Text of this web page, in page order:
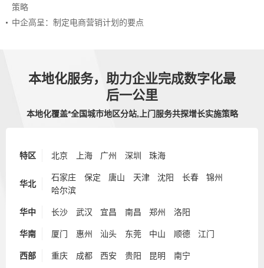
策略
中企高呈：制定电商营销计划的要点
本地化服务，助力企业完成数字化最
后一公里
本地化覆盖*全国城市地区分站,上门服务共探增长实施策略
特区 北京 上海 广州 深圳 珠海
华北
石家庄 保定 唐山 天津 沈阳 长春
锦州
哈尔滨
华中 长沙 武汉 宜昌 南昌 郑州 洛阳
华南 厦门 惠州 汕头 东莞 中山 顺德 江门
西部 重庆 成都 西安 贵阳 昆明 南宁